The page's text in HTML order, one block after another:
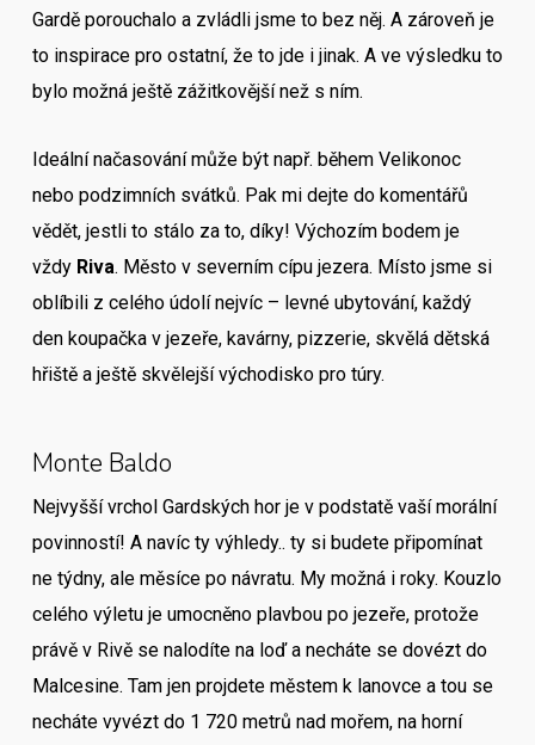
Gardě porouchalo a zvládli jsme to bez něj. A zároveň je
to inspirace pro ostatní, že to jde i jinak. A ve výsledku to
bylo možná ještě zážitkovější než s ním.
Ideální načasování může být např. během Velikonoc
nebo podzimních svátků. Pak mi dejte do komentářů
vědět, jestli to stálo za to, díky! Výchozím bodem je
vždy Riva. Město v severním cípu jezera. Místo jsme si
oblíbili z celého údolí nejvíc – levné ubytování, každý
den koupačka v jezeře, kavárny, pizzerie, skvělá dětská
hřiště a ještě skvělejší východisko pro túry.
Monte Baldo
Nejvyšší vrchol Gardských hor je v podstatě vaší morální
povinností! A navíc ty výhledy.. ty si budete připomínat
ne týdny, ale měsíce po návratu. My možná i roky. Kouzlo
celého výletu je umocněno plavbou po jezeře, protože
právě v Rivě se nalodíte na loď a necháte se dovézt do
Malcesine. Tam jen projdete městem k lanovce a tou se
necháte vyvézt do 1 720 metrů nad mořem, na horní